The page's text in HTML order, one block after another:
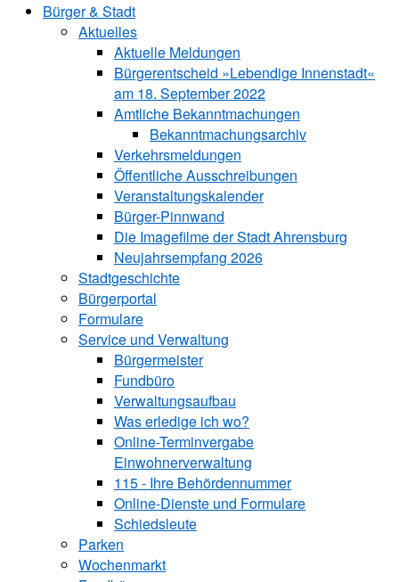
Bürger & Stadt
Aktuelles
Aktuelle Meldungen
Bürgerentscheid »Lebendige Innenstadt«
am 18. September 2022
Amtliche Bekanntmachungen
Bekanntmachungs­archiv
Verkehrsmeldungen
Öffentliche Ausschreibungen
Veranstaltungskalender
Bürger-Pinnwand
Die Imagefilme der Stadt Ahrensburg
Neujahrsempfang 2026
Stadtgeschichte
Bürgerportal
Formulare
Service und Verwaltung
Bürgermeister
Fundbüro
Verwaltungsaufbau
Was erledige ich wo?
Online-Terminvergabe
Einwohnerverwaltung
115 - Ihre Behördennummer
Online-Dienste und Formulare
Schiedsleute
Parken
Wochenmarkt